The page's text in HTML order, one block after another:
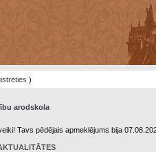
)
arodskola
Tavs pēdējais apmeklējums bija